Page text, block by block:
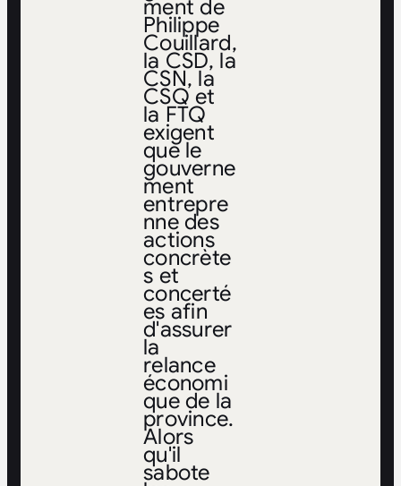
ment de
Philippe
Couillard,
la CSD, la
CSN, la
CSQ et
la FTQ
exigent
que le
gouverne
ment
entrepre
nne des
actions
concrète
s et
concerté
es afin
d'assurer
la
relance
économi
que de la
province.
Alors
qu'il
sabote